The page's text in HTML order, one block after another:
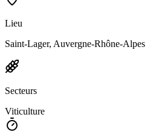
Lieu
Saint-Lager, Auvergne-Rhône-Alpes
Secteurs
Viticulture